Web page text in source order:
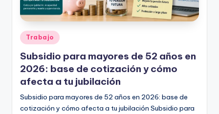
e
Publicado
en
Trabajo
Subsidio para mayores de 52 años en
2026: base de cotización y cómo
afecta a tu jubilación
Subsidio para mayores de 52 años en 2026: base de
cotización y cómo afecta a tu jubilación Subsidio para